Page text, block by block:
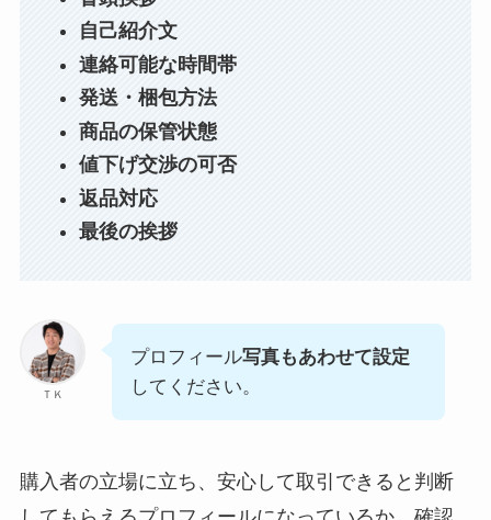
自己紹介文
連絡可能な時間帯
発送・梱包方法
商品の保管状態
値下げ交渉の可否
返品対応
最後の挨拶
ＴＫ
プロフィール写真もあわせて設定
してください。
購入者の立場に立ち、安心して取引できると判断